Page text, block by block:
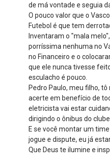
de má vontade e seguia
O pouco valor que o
Futebol é que tem
Inventaram o "mala
porríssima nenhuma no
no Financeiro e o
que ele nunca tivesse
esculacho é pouco.
Pedro Paulo, meu filho,
acerte em benefício de
eletricista vai estar
dirigindo o ônibus do clube.
E se você montar um
jogue e dispute, eu já
Que Deus te ilumine e